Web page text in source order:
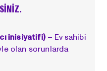
inisiyatifi)– Ev sahibi
olan sorunlarda